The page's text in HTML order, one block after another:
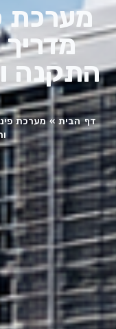
מערכת
מדריך
התקנה
דף הבית»מערכת